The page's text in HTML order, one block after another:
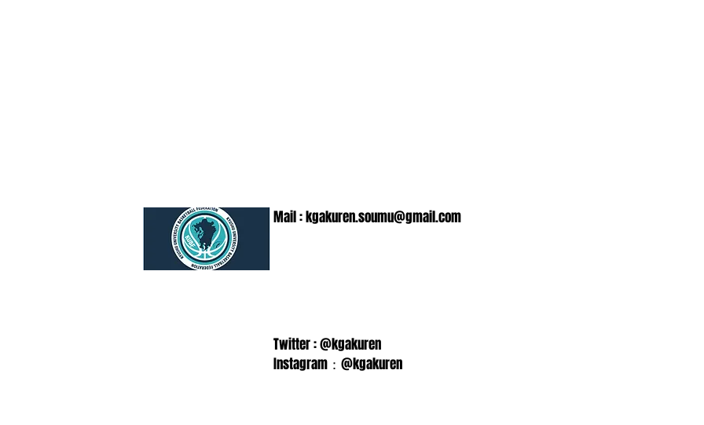
Mail :kgakuren.soumu@gmail.com
Twitter : @kgakuren
Instagram：@kgakuren